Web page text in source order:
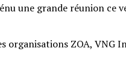
une grande réunion ce
organisations ZOA, VNG